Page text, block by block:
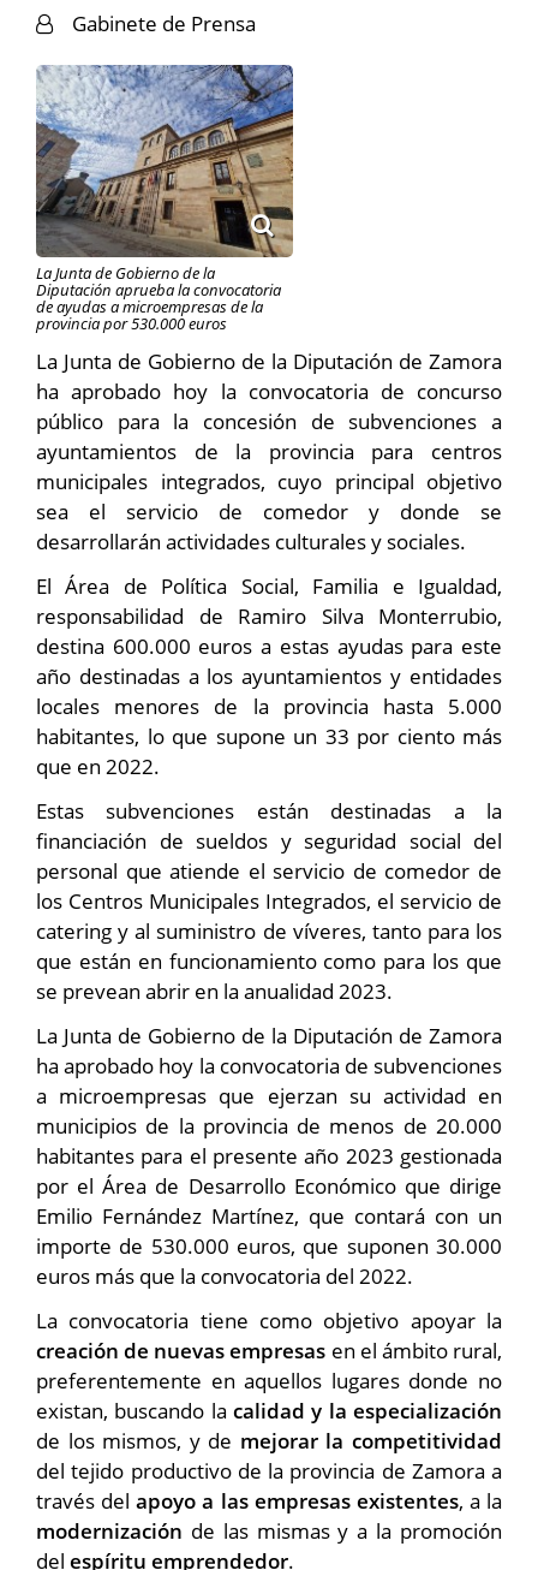
Gabinete de Prensa
La Junta de Gobierno de la
Diputación aprueba la convocatoria
de ayudas a microempresas de la
provincia por 530.000 euros
La Junta de Gobierno de la Diputación de Zamora
ha aprobado hoy la convocatoria de concurso
público para la concesión de subvenciones a
ayuntamientos de la provincia para centros
municipales integrados, cuyo principal objetivo
sea el servicio de comedor y donde se
desarrollarán actividades culturales y sociales.
El Área de Política Social, Familia e Igualdad,
responsabilidad de Ramiro Silva Monterrubio,
destina 600.000 euros a estas ayudas para este
año destinadas a los ayuntamientos y entidades
locales menores de la provincia hasta 5.000
habitantes, lo que supone un 33 por ciento más
que en 2022.
Estas subvenciones están destinadas a la
financiación de sueldos y seguridad social del
personal que atiende el servicio de comedor de
los Centros Municipales Integrados, el servicio de
catering y al suministro de víveres, tanto para los
que están en funcionamiento como para los que
se prevean abrir en la anualidad 2023.
La Junta de Gobierno de la Diputación de Zamora
ha aprobado hoy la convocatoria de subvenciones
a microempresas que ejerzan su actividad en
municipios de la provincia de menos de 20.000
habitantes para el presente año 2023 gestionada
por el Área de Desarrollo Económico que dirige
Emilio Fernández Martínez, que contará con un
importe de 530.000 euros, que suponen 30.000
euros más que la convocatoria del 2022.
La convocatoria tiene como objetivo apoyar la
creación de nuevas empresas en el ámbito rural,
preferentemente en aquellos lugares donde no
existan, buscando la calidad y la especialización
de los mismos, y de mejorar la competitividad
del tejido productivo de la provincia de Zamora a
través delapoyo a las empresas existentes, a la
modernización de las mismas y a la promoción
del espíritu emprendedor.